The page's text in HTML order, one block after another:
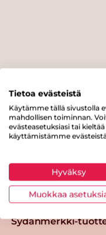
Sydänmerkki-
Tietoa evästeistä
Käytämme tällä sivustolla
mahdollisen toiminnan.
evästeasetuksiasi tai
käyttämistämme
Hyväksy
Muokkaa